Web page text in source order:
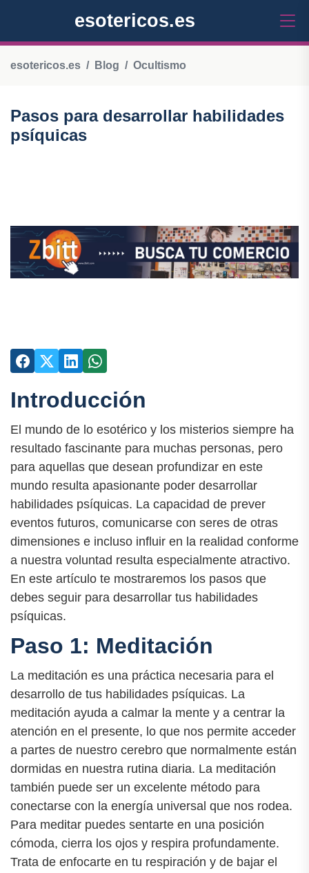
esotericos.es
esotericos.es Blog Ocultismo
Pasos para desarrollar habilidades
psíquicas
Introducción
El mundo de lo esotérico y los misterios siempre ha
resultado fascinante para muchas personas, pero
para aquellas que desean profundizar en este
mundo resulta apasionante poder desarrollar
habilidades psíquicas. La capacidad de prever
eventos futuros, comunicarse con seres de otras
dimensiones e incluso influir en la realidad conforme
a nuestra voluntad resulta especialmente atractivo.
En este artículo te mostraremos los pasos que
debes seguir para desarrollar tus habilidades
psíquicas.
Paso 1: Meditación
La meditación es una práctica necesaria para el
desarrollo de tus habilidades psíquicas. La
meditación ayuda a calmar la mente y a centrar la
atención en el presente, lo que nos permite acceder
a partes de nuestro cerebro que normalmente están
dormidas en nuestra rutina diaria. La meditación
también puede ser un excelente método para
conectarse con la energía universal que nos rodea.
Para meditar puedes sentarte en una posición
cómoda, cierra los ojos y respira profundamente.
Trata de enfocarte en tu respiración y de bajar el